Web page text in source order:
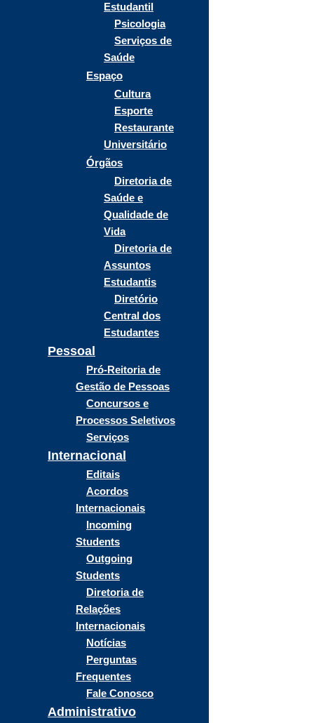
Estudantil
Psicologia
Serviços de
Saúde
Espaço
Cultura
Esporte
Restaurante
Universitário
Órgãos
Diretoria de
Saúde e
Qualidade de
Vida
Diretoria de
Assuntos
Estudantis
Diretório
Central dos
Estudantes
Pessoal
Pró-Reitoria de
Gestão de Pessoas
Concursos e
Processos Seletivos
Serviços
Internacional
Editais
Acordos
Internacionais
Incoming
Students
Outgoing
Students
Diretoria de
Relações
Internacionais
Notícias
Perguntas
Frequentes
Fale Conosco
Administrativo